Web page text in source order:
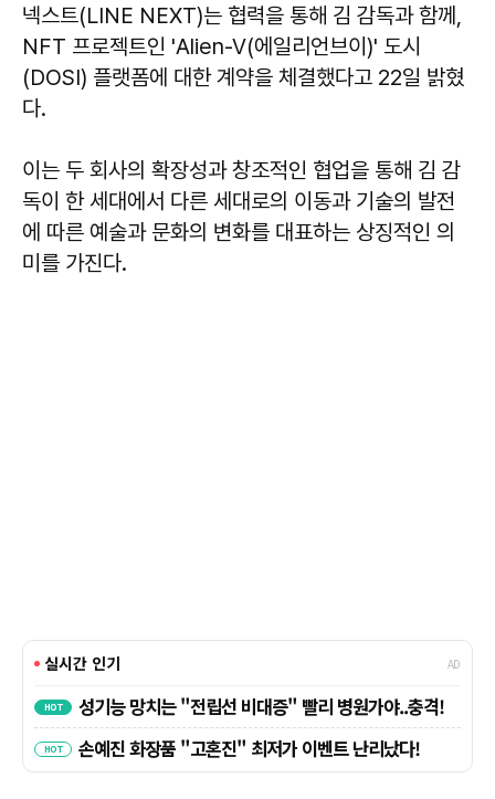
넥스트(LINE NEXT)는 협력을 통해 김 감독과 함께,
NFT 프로젝트인 'Alien-V(에일리언브이)' 도시
(DOSI) 플랫폼에 대한 계약을 체결했다고 22일 밝혔
다.
이는 두 회사의 확장성과 창조적인 협업을 통해 김 감
독이 한 세대에서 다른 세대로의 이동과 기술의 발전
에 따른 예술과 문화의 변화를 대표하는 상징적인 의
미를 가진다.